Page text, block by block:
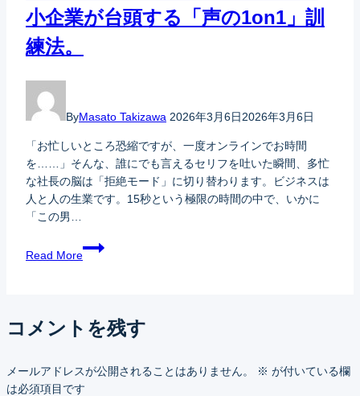
小企業が台頭する「声の1on1」訓
練法。
ByMasato Takizawa 2026年3月6日2026年3月6日
「お忙しいところ恐縮ですが、一度オンラインでお時間
を……」そんな、誰にでも言えるセリフを吐いた瞬間、多忙
な社長の脳は「拒絶モード」に切り替わります。ビジネスは
人と人の生業です。15秒という極限の時間の中で、いかに
「この男…
Read More
コメントを残す
メールアドレスが公開されることはありません。 ※ が付いている欄
は必須項目です